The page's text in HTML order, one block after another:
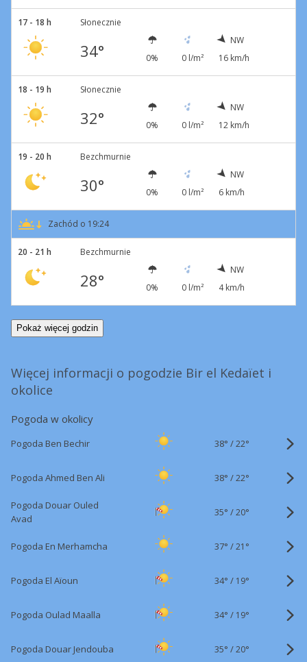
17 - 18 h Słonecznie
34° 0% 0 l/m²
NW
16 km/h
18 - 19 h Słonecznie
32° 0% 0 l/m²
NW
12 km/h
19 - 20 h Bezchmurnie
30° 0% 0 l/m²
NW
6 km/h
Zachód o 19:24
20 - 21 h Bezchmurnie
28° 0% 0 l/m²
NW
4 km/h
Pokaż więcej godzin
Więcej informacji o pogodzie Bir el Kedaïet i
okolice
Pogoda w okolicy
Pogoda Ben Bechir 38° /22°
Pogoda Ahmed Ben Ali 38° /22°
Pogoda Douar Ouled
Avad
35° /20°
Pogoda En Merhamcha 37° /21°
Pogoda El Aïoun 34° / 19°
Pogoda Oulad Maalla 34° / 19°
Pogoda Douar Jendouba 35° /20°